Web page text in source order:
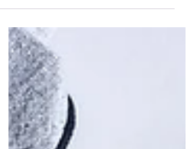
אם זה טוב לספורטאים באולימפיאדה, זה בטח
יהיה מושלם לילדים שלנו שחוזרים למסגרות! קבלו
מתכון למאפינס דאבל שוקולד - פצצת אנרגיה
אמיתית שמכינים בקלילות. סיפור המאפינס
האולימפי. המתכון למאפינס דאבל שוקולד הפך
ללהיט של האולימפיאדה, והוא התחיל דווקא בכפר
האולימפי בפריז. כשהספורטאים, שהגיעו מכל
העולם, חיפשו פצצת אנרגיה מהירה וטעימה, הם